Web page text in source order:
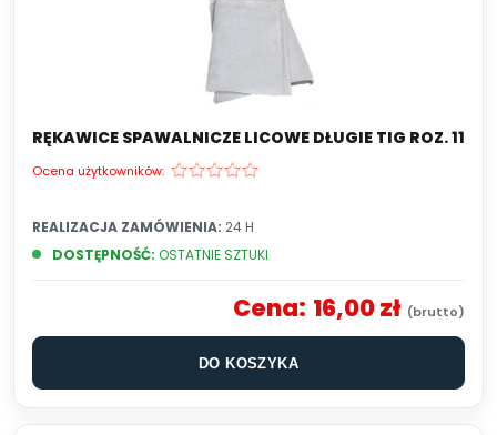
RĘKAWICE SPAWALNICZE LICOWE DŁUGIE TIG ROZ. 11
Ocena użytkowników:
DOSTĘPNOŚĆ: OSTATNIE SZTUKI
REALIZACJA ZAMÓWIENIA: 24 H
Cena: 16,00 zł
DO KOSZYKA